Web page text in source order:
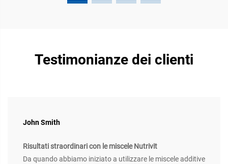
Testimonianze dei clienti
John Smith
Risultati straordinari con le miscele Nutrivit
Da quando abbiamo iniziato a utilizzare le miscele additive